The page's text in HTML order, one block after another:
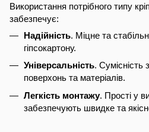
Використання потрібного типу
забезпечує:
Надійність. Міцне та
гіпсокартону.
Універсальність. Сумісність
поверхонь та матеріалів.
Легкість монтажу. Прості у
забезпечують швидке та